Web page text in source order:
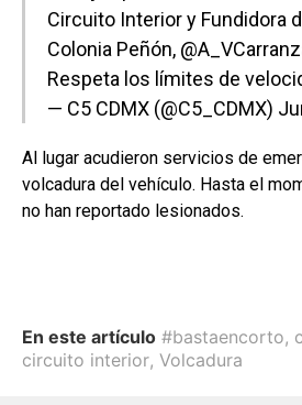
Circuito Interior y Fundidora
Colonia Peñón,
Respeta los límites de
— C5 CDMX (@C5_CDMX)
Al lugar acudieron servicios de
volcadura del vehículo. Hasta el
no han reportado lesionados.
En este artículo #bastaencorto,
circuito interior, Volcadura